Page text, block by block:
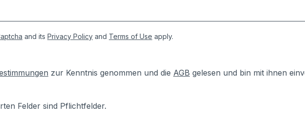
and its Privacy Policy and Terms of Use apply.
zur Kenntnis genommen und die AGB gelesen und bin mit ihnen
Felder sind Pflichtfelder.